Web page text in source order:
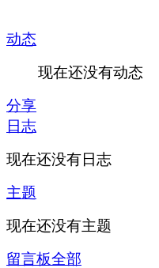
动态
现在还没有动态
分享
日志
现在还没有日志
主题
现在还没有主题
留言板全部